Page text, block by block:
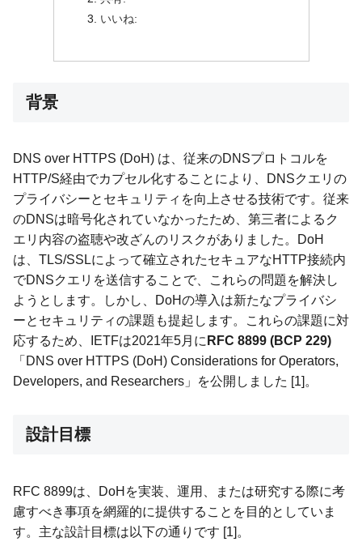
いいね:
背景
DNS over HTTPS (DoH) は、従来のDNSプロトコルを
HTTP/S経由でカプセル化することにより、DNSクエリの
プライバシーとセキュリティを向上させる技術です。従来
のDNSは暗号化されていなかったため、第三者によるク
エリ内容の盗聴や改ざんのリスクがありました。DoH
は、TLS/SSLによって確立されたセキュアなHTTP接続内
でDNSクエリを送信することで、これらの問題を解決し
ようとします。しかし、DoHの導入は新たなプライバシ
ーとセキュリティの課題も提起します。これらの課題に対
応するため、IETFは2021年5月に RFC 8899 (BCP 229)
「DNS over HTTPS (DoH) Considerations for Operators,
Developers, and Researchers」を公開しました [1]。
設計目標
RFC 8899は、DoHを実装、運用、または研究する際に考
慮すべき事項を網羅的に提供することを目的としていま
す。主な設計目標は以下の通りです [1]。